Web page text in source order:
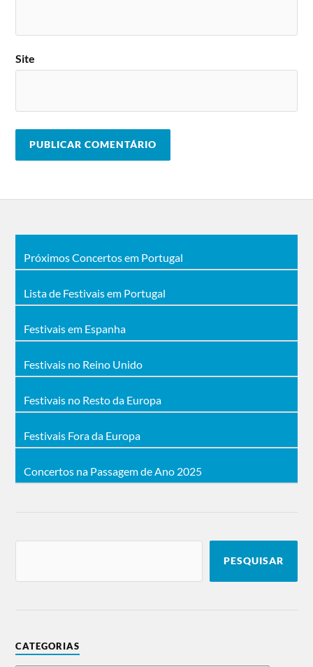
Site
Próximos Concertos em Portugal
Lista de Festivais em Portugal
Festivais em Espanha
Festivais no Reino Unido
Festivais no Resto da Europa
Festivais Fora da Europa
Concertos na Passagem de Ano 2025
PESQUISAR
CATEGORIAS